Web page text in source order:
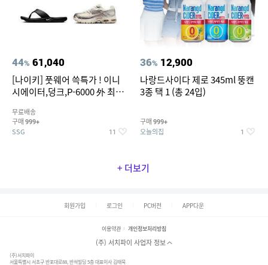
44% 61,040
[나이키] 풋웨어 쓱특가 ! 이니
시에이터,덩크,P-6000 外 최대
무료배송
구매 999+
SSG 11
36% 12,900
나랑드사이다 제로 345ml 뚱캔
3종 택 1 (총 24입)
구매 999+
오늘의집 1
+ 더보기
회원가입 로그인 PC버전 APP다운
이용약관 개인정보처리방침
(주) 서치파이 사업자 정보
(주)서치파이
서울특별시 서초구 반포대로88, 반석빌딩 5층 대표이사 김태묵